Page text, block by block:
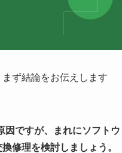
ず結論をお伝えします
因ですが、まれにソフトウ
修理を検討しましょう。